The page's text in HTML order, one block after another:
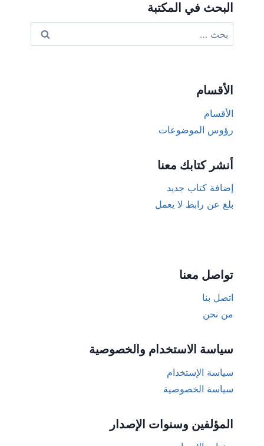
البحث في المكتبة
عن:
الأقسام
الأقسام
رؤوس الموضوعات
أنشر كتابك معنا
إضافة كتاب جديد
بلغ عن رابط لا يعمل
تواصل معنا
اتصل بنا
من نحن
سياسة الاستخدام والخصوصية
سياسة الإستخدام
سياسة الخصوصية
المؤلفين وسنوات الإصدار